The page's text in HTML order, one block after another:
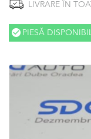
LIVRARE ÎN
PIESĂ